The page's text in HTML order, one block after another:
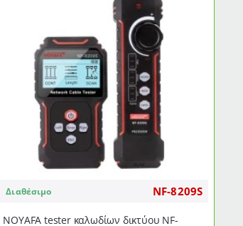
εργασία
Διαθέσιμο NF-8209S
NOYAFA tester καλωδίων δικτύου NF-